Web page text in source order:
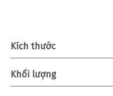
Kích thước
Khối lượng